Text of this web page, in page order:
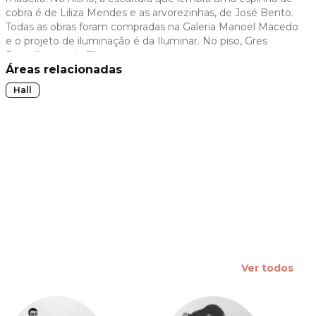
slide
cobra é de Liliza Mendes e as arvorezinhas, de José Bento.
Todas as obras foram compradas na Galeria Manoel Macedo
e o projeto de iluminação é da Iluminar. No piso, Gres
Porcellanato da Eliane.
Áreas relacionadas
Hall
Ver todos